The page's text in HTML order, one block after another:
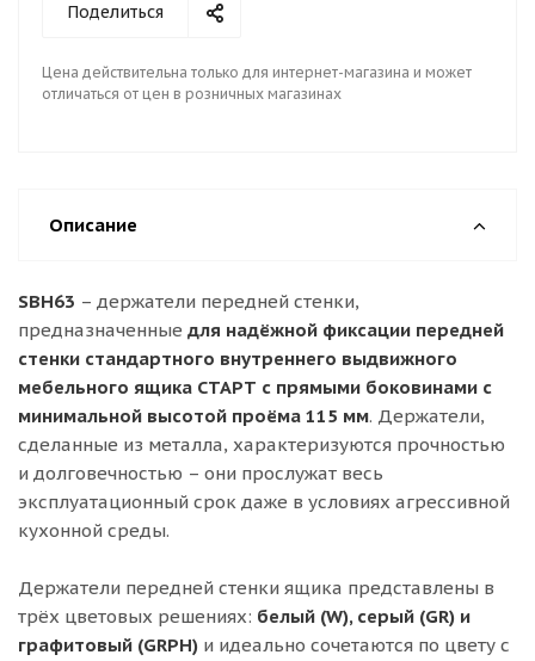
Поделиться
Цена действительна только для интернет-магазина и может
отличаться от цен в розничных магазинах
Описание
SBH63 – держатели передней стенки,
предназначенные для надёжной фиксации передней
стенки стандартного внутреннего выдвижного
мебельного ящика СТАРТ с прямыми боковинами с
минимальной высотой проёма 115 мм. Держатели,
сделанные из металла, характеризуются прочностью
и долговечностью – они прослужат весь
эксплуатационный срок даже в условиях агрессивной
кухонной среды.
Держатели передней стенки ящика представлены в
трёх цветовых решениях: белый (W), серый (GR) и
графитовый (GRPH) и идеально сочетаются по цвету с